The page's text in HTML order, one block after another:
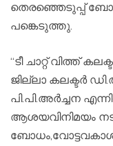
തെരഞ്ഞെടുപ്പ്
പങ്കെടുത്തു.
“ടീ ചാറ്റ് വിത്ത്
ജില്ലാ കലക്ടർ
പി.പി.അർച്ചന
ആശയവിനിമയം